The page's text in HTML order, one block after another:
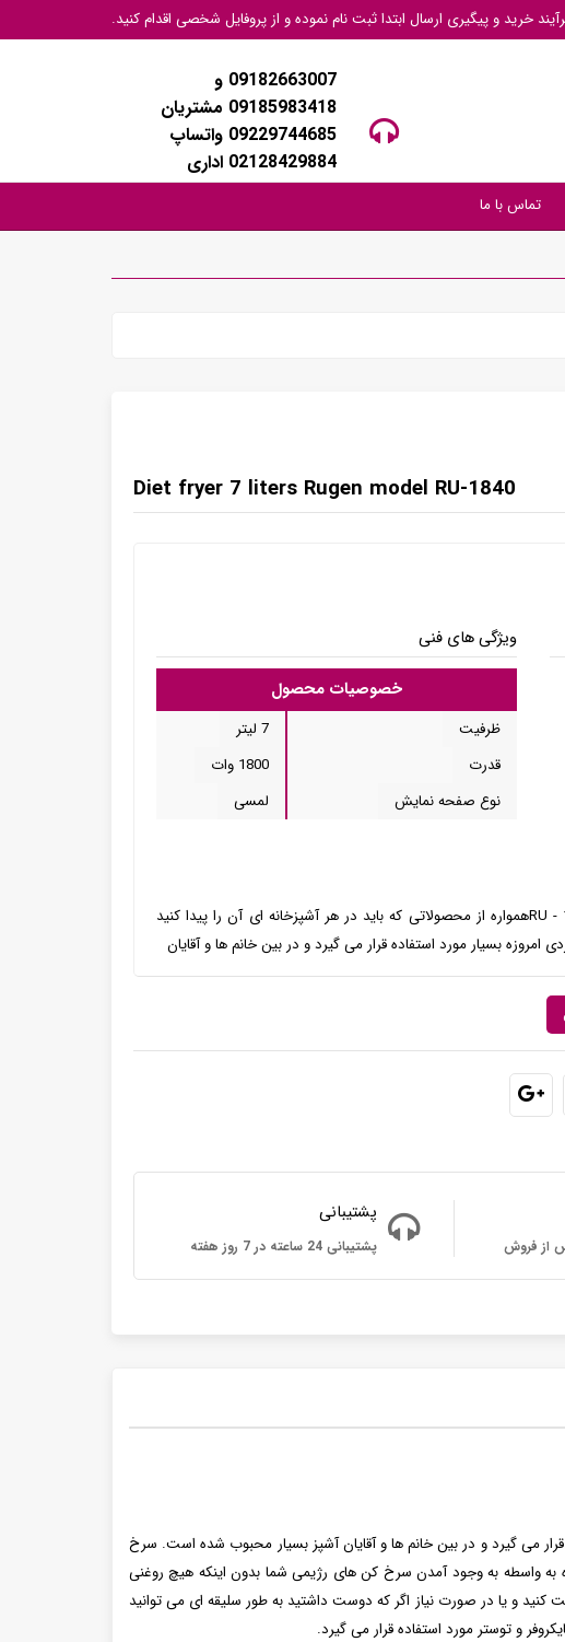
خرید و پیگیری ارسال ابتدا ثبت نام نموده و از پروفایل شخصی اقدام کنید.
09182663007 و
09185983418 مشتریان
09229744685 واتساپ
02128429884 اداری
تماس با ما
Diet fryer 7 liters Rugen model RU-1840
ویژگی های فنی
خصوصیات محصول
ظرفیت
7 لیتر
قدرت
1800 وات
نوع صفحه نمایش
لمسی
سرخ کن رژیمی ۷ لیتر روگن مدل RU - 1840همواره از محصولاتی که باید در هر آشپزخانه ای آن را پیدا کنید
بسیار مورد استفاده قرار می گیرد و در بین خانم ها و آقایان
از فروش
پشتیبانی
پشتیبانی 24 ساعته در 7 روز هفته
می‌ گیرد و در بین خانم‌ ها و آقایان آشپز بسیار محبوب شده است. سرخ
به واسطه به وجود آمدن سرخ‌ کن‌ های رژیمی شما بدون اینکه هیچ روغنی
و یا در صورت نیاز اگر که دوست داشتید به طور سلیقه‌ ای می توانید
و توستر مورد استفاده قرار می‌ گیرد.